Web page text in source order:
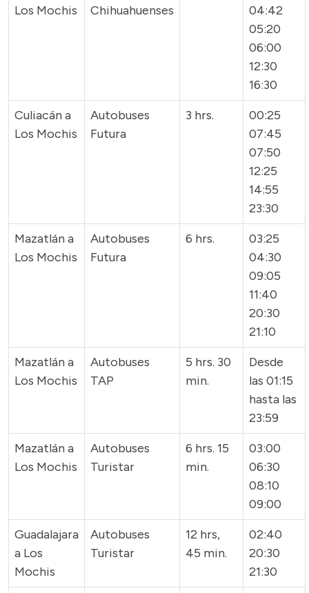
Los Mochis
Chihuahuenses
04:42
05:20
06:00
12:30
16:30
Culiacán a
Los Mochis
Autobuses
Futura
3 hrs.
00:25
07:45
07:50
12:25
14:55
23:30
Mazatlán a
Los Mochis
Autobuses
Futura
6 hrs.
03:25
04:30
09:05
11:40
20:30
21:10
Mazatlán a
Los Mochis
Autobuses
TAP
5 hrs. 30
min.
Desde
las 01:15
hasta las
23:59
Mazatlán a
Los Mochis
Autobuses
Turistar
6 hrs. 15
min.
03:00
06:30
08:10
09:00
Guadalajara
a Los
Mochis
Autobuses
Turistar
12 hrs,
45 min.
02:40
20:30
21:30